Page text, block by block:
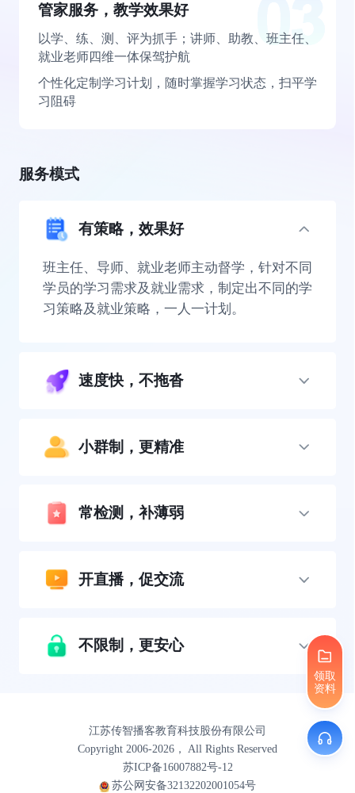
领取
资料
管家服务，教学效果好
以学、练、测、评为抓手；讲师、助教、班主任、
就业老师四维一体保驾护航
个性化定制学习计划，随时掌握学习状态，扫平学
习阻碍
服务模式
有策略，效果好
班主任、导师、就业老师主动督学，针对不同
学员的学习需求及就业需求，制定出不同的学
习策略及就业策略，一人一计划。
速度快，不拖沓
小群制，更精准
常检测，补薄弱
开直播，促交流
不限制，更安心
江苏传智播客教育科技股份有限公司
Copyright 2006-2026， All Rights Reserved
苏ICP备16007882号-12
苏公网安备32132202001054号